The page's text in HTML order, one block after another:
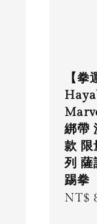
【拳
綁帶
款 限
列 薩
踢拳
NT$